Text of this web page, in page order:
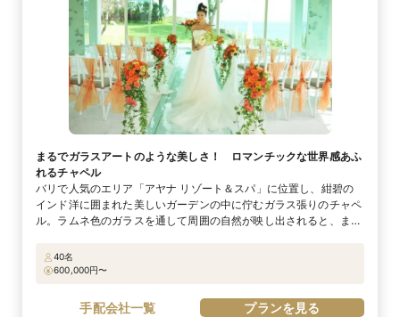
まるでガラスアートのような美しさ！ ロマンチックな世界感あふ
れるチャペル
バリで人気のエリア「アヤナ リゾート＆スパ」に位置し、紺碧の
インド洋に囲まれた美しいガーデンの中に佇むガラス張りのチャペ
ル。ラムネ色のガラスを通して周囲の自然が映し出されると、まる
ガラスアートは世界的に有名なアーティスト、鳥毛清善氏の作品。
チャペルを囲む池とガラスのバージンロードの下には清らかな水が
キャンドルのコントラストが美しい、サンセットウエディングも人
40名
600,000円〜
手配会社一覧 プランを見る